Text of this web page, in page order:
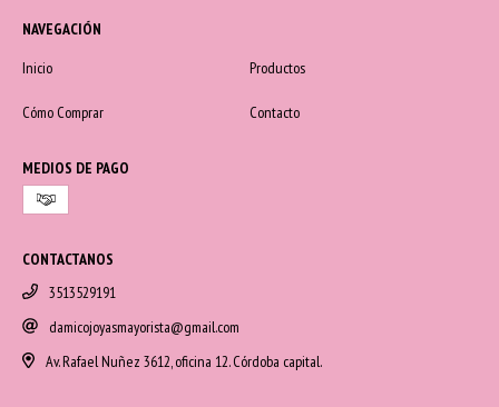
NAVEGACIÓN
Inicio
Productos
Cómo Comprar Contacto
MEDIOS DE PAGO
CONTACTANOS
3513529191
damicojoyasmayorista@gmail.com
Av. Rafael Nuñez 3612, oficina 12. Córdoba capital.